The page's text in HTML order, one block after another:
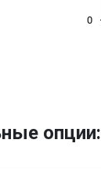
0
опции: